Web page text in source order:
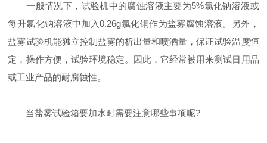
一般情况下，试验机中的腐蚀溶液主要为5%氯化钠溶液或
每升氯化钠溶液中加入0.26g氯化铜作为盐雾腐蚀溶液。另外，
盐雾试验机能独立控制盐雾的析出量和喷洒量，保证试验温度恒
定，操作方便，试验环境稳定。因此，它经常被用来测试日用品
或工业产品的耐腐蚀性。
当盐雾试验箱要加水时需要注意哪些事项呢?